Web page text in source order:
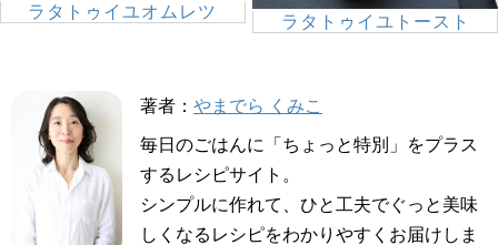
ラタトゥイユオムレツ
ラタトゥイユトースト
著者： やまでら くみこ
毎日のごはんに「ちょっと特別」をプラス
するレシピサイト。
シンプルに作れて、ひと工夫でぐっと美味
しくなるレシピをわかりやすくお届けしま